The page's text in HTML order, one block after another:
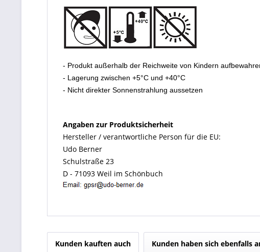
- Produkt außerhalb der Reichweite von Kindern
- Lagerung zwischen +5°C und +40°C
- Nicht direkter Sonnenstrahlung aussetzen
Angaben zur Produktsicherheit
Hersteller / verantwortliche Person für die EU:
Udo Berner
Schulstraße 23
D - 71093 Weil im Schönbuch
Kunden kauften auch Kunden haben sich ebenfalls